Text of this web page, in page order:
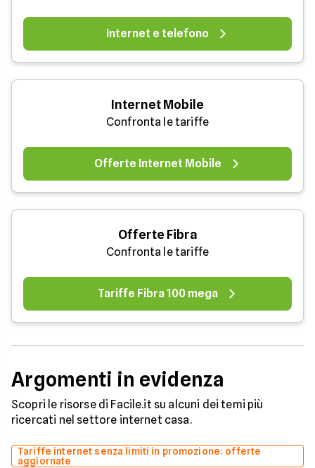
Internet e telefono
Internet Mobile
Confronta le tariffe
Offerte Internet Mobile
Offerte Fibra
Confronta le tariffe
Tariffe Fibra 100 mega
Argomenti in evidenza
Scopri le risorse di Facile.it su alcuni dei temi più
ricercati nel settore internet casa.
Tariffe internet senza limiti in promozione: offerte
aggiornate